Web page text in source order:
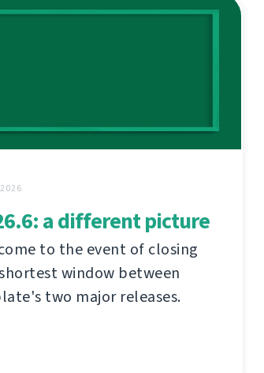
a different picture
to the event of closing
window between
two major releases.